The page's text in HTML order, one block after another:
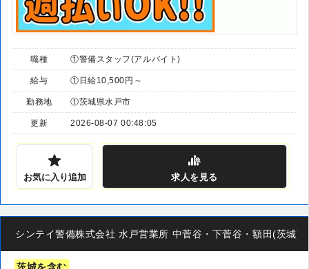
職種 ①警備スタッフ(アルバイト)
給与 ①日給10,500円～
勤務地 ①茨城県水戸市
更新 2026-08-07 00:48:05
お気に入り追加 求人を見る
シンテイ警備株式会社 水戸営業所 中菅谷・下菅谷・額田(茨城